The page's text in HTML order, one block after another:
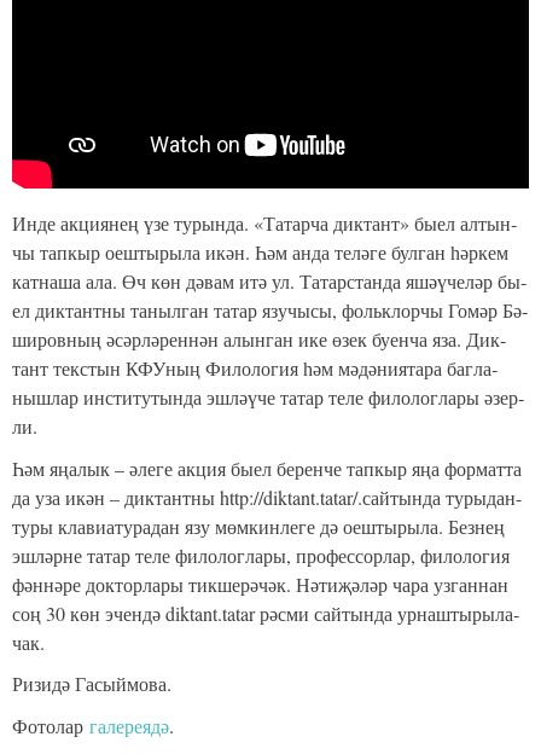
Ин­де ак­ци­я­нең үзе ту­рын­да. «Та­тар­ча дик­тант» бы­ел ал­тын­
чы тап­кыр оеш­ты­ры­ла икән. Һәм ан­да те­лә­ге бул­ган һәр­кем
кат­на­ша ала. Өч көн дә­вам итә ул. Та­тарс­тан­да яшәү­че­ләр бы­
ел дик­тант­ны та­ныл­ган та­тар язу­чы­сы, фольк­лор­чы Го­мәр Бә­
ши­ров­ның әсәр­лә­рен­нән алын­ган ике өзек бу­ен­ча яза. Дик­
тант текс­тын КФУ­ның Фи­ло­ло­гия һәм мә­дә­ни­я­та­ра баг­ла­
ныш­лар инс­ти­ту­тын­да эш­ләү­че та­тар те­ле фи­ло­лог­ла­ры әзер­
ли.
Һәм яңа­лык – әле­ге ак­ция бы­ел бе­рен­че тап­кыр яңа фор­мат­та
да уза икән – дик­тант­ны http://diktant.tatar/.сай­тын­да ту­ры­дан-
ту­ры кла­ви­а­ту­ра­дан язу мөм­кин­ле­ге дә оеш­ты­ры­ла. Без­нең
эш­ләр­не та­тар те­ле фи­ло­лог­ла­ры, про­фес­сор­лар, фи­ло­ло­гия
фән­нә­ре док­тор­ла­ры тик­ше­рә­чәк. Нә­ти­җә­ләр ча­ра уз­ган­нан
соң 30 көн эчен­дә diktant.tatar рәс­ми сай­тын­да ур­наш­ты­ры­ла­
чак.
Ризидә Гасыймова.
Фотолар галереядә.